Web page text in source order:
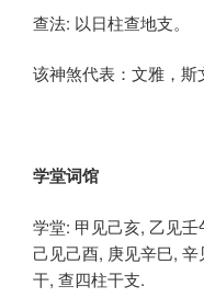
查法: 以日柱查地支。
该神煞代表：文雅，斯
学堂词馆
学堂: 甲见己亥, 乙见
己见己酉, 庚见辛巳,
干, 查四柱干支.